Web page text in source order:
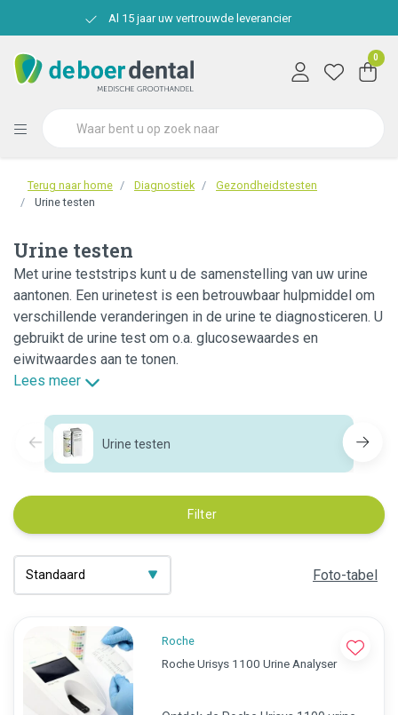
Al 15 jaar uw vertrouwde leverancier
0
Terug naar home Diagnostiek
Gezondheidstesten
Urine testen
Urine testen
Met urine teststrips kunt u de samenstelling van uw urine
aantonen. Een urinetest is een betrouwbaar hulpmiddel om
verschillende veranderingen in de urine te diagnosticeren. U
gebruikt de urine test om o.a. glucosewaardes en
eiwitwaardes aan te tonen.
Lees meer
Urine testen
Filter
Foto-tabel
Roche
Roche Urisys 1100 Urine Analyser